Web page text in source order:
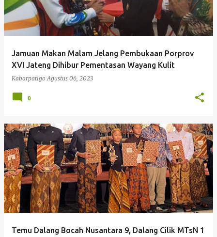
Jamuan Makan Malam Jelang Pembukaan Porprov
XVI Jateng Dihibur Pementasan Wayang Kulit
Kabarpatigo Agustus 06, 2023
0
Temu Dalang Bocah Nusantara 9, Dalang Cilik MTsN 1